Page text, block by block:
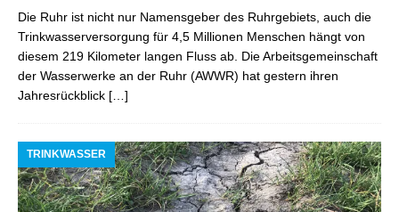
Die Ruhr ist nicht nur Namensgeber des Ruhrgebiets, auch die
Trinkwasserversorgung für 4,5 Millionen Menschen hängt von
diesem 219 Kilometer langen Fluss ab. Die Arbeitsgemeinschaft
der Wasserwerke an der Ruhr (AWWR) hat gestern ihren
Jahresrückblick […]
TRINKWASSER